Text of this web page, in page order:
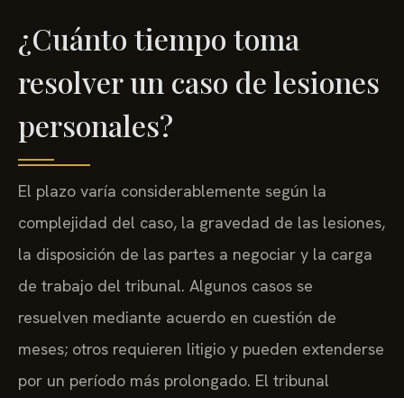
¿Cuánto tiempo toma
resolver un caso de lesiones
personales?
El plazo varía considerablemente según la
complejidad del caso, la gravedad de las lesiones,
la disposición de las partes a negociar y la carga
de trabajo del tribunal. Algunos casos se
resuelven mediante acuerdo en cuestión de
meses; otros requieren litigio y pueden extenderse
por un período más prolongado. El tribunal